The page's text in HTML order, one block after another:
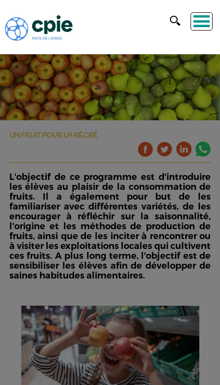
UN FRUIT POUR LA RÉCRÉ
L'objectif de ce programme est d'introduire
les élèves au plaisir de la consommation de
fruits. Il a également pour but de les
familiariser avec différentes variétés, de les
encourager à réfléchir sur la saisonnalité,
l'origine et les méthodes de production de
fruits, ainsi que de les inciter à rencontrer ou
à visiter les exploitations locales qui cultivent
ces fruits. A plus long terme, l'objectif est de
sensibiliser les élèves afin de développer de
saines habitudes alimentaires.